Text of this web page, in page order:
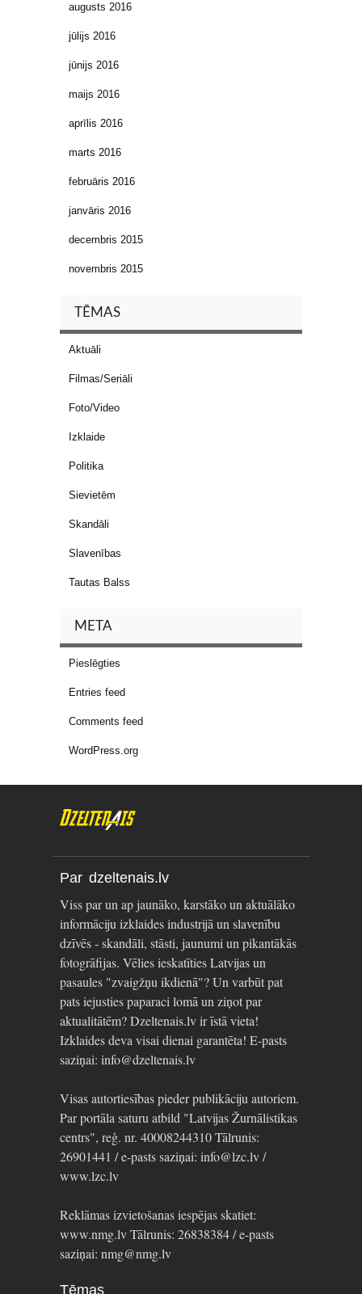
augusts 2016
jūlijs 2016
jūnijs 2016
maijs 2016
aprīlis 2016
marts 2016
februāris 2016
janvāris 2016
decembris 2015
novembris 2015
TĒMAS
Aktuāli
Filmas/Seriāli
Foto/Video
Izklaide
Politika
Sievietēm
Skandāli
Slavenības
Tautas Balss
META
Pieslēgties
Entries feed
Comments feed
WordPress.org
Par dzeltenais.lv
Viss par un ap jaunāko, karstāko un aktuālāko
informāciju izklaides industrijā un slavenību
dzīvēs - skandāli, stāsti, jaunumi un pikantākās
fotogrāfijas. Vēlies ieskatīties Latvijas un
pasaules "zvaigžņu ikdienā"? Un varbūt pat
pats iejusties paparaci lomā un ziņot par
aktualitātēm? Dzeltenais.lv ir īstā vieta!
Izklaides deva visai dienai garantēta! E-pasts
saziņai: info@dzeltenais.lv
Visas autortiesības pieder publikāciju autoriem.
Par portāla saturu atbild "Latvijas Žurnālistikas
centrs", reģ. nr. 40008244310 Tālrunis:
26901441 / e-pasts saziņai: info@lzc.lv /
www.lzc.lv
Reklāmas izvietošanas iespējas skatiet:
www.nmg.lv Tālrunis: 26838384 / e-pasts
saziņai: nmg@nmg.lv
Tēmas